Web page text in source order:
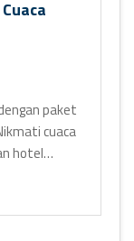
paket
cuaca
hotel